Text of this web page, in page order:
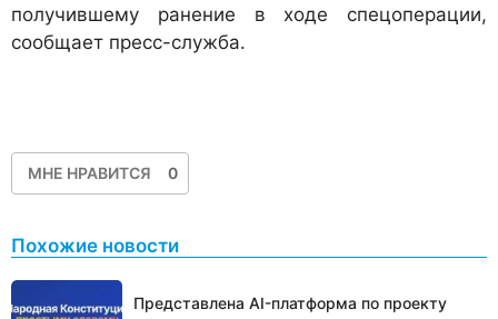
получившему ранение в ходе спецоперации,
сообщает пресс-служба.
МНЕ НРАВИТСЯ 0
Похожие новости
Представлена AI-платформа по проекту